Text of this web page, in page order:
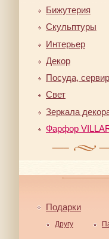
Бижутерия
Скульптуры
Интерьер
Декор
Посуда,
Свет
Зеркала
Фарфор
Подарки
Другу